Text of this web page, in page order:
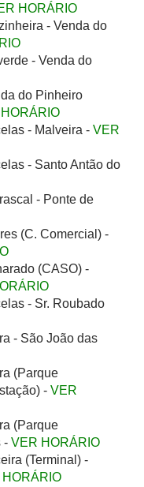
HORÁRIO
- Venda do
- Venda do
do Pinheiro
- Malveira - VER
- Santo Antão do
- Ponte de
(C. Comercial) -
(CASO) -
- Sr. Roubado
- São João das
(Parque
- VER
(Parque
- VER HORÁRIO
(Terminal) -